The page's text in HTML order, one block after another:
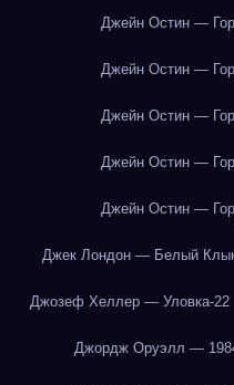
Джейн Остин —
Джейн Остин —
Джейн Остин —
Джейн Остин —
Джейн Остин —
Джек Лондон — Белый
Джозеф Хеллер — Уловка-22
Джордж Оруэлл —